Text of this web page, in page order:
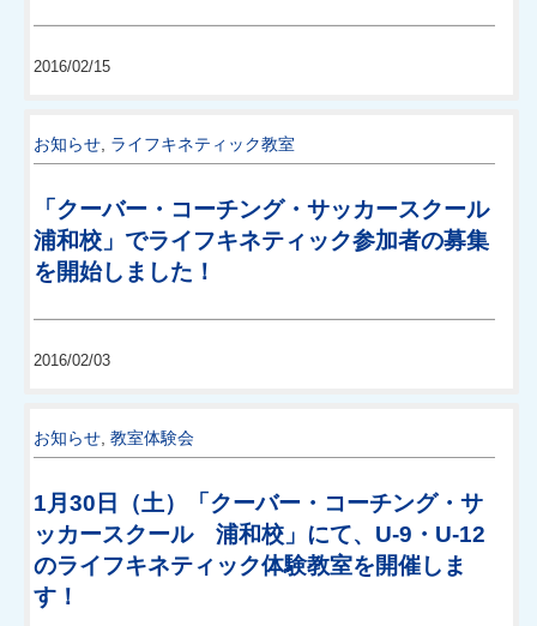
2016/02/15
お知らせ, ライフキネティック教室
「クーバー・コーチング・サッカースクール
浦和校」でライフキネティック参加者の募集
を開始しました！
2016/02/03
お知らせ, 教室体験会
1月30日（土）「クーバー・コーチング・サ
ッカースクール 浦和校」にて、U-9・U-12
のライフキネティック体験教室を開催しま
す！